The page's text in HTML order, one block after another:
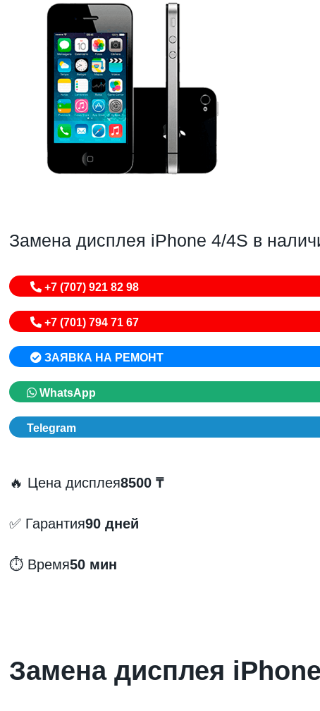
Замена дисплея iPhone 4/4S в
+7 (707) 921 82 98
+7 (701) 794 71 67
ЗАЯВКА НА РЕМОНТ
WhatsApp
Telegram
🔥 Цена дисплея8500 ₸
✅ Гарантия90 дней
⏱️ Время50 мин
Замена дисплея